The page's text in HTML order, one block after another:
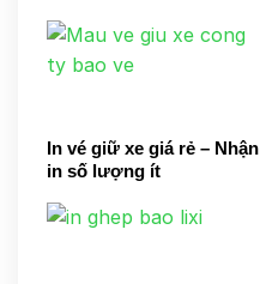
In vé giữ xe giá rẻ – Nhận
in số lượng ít